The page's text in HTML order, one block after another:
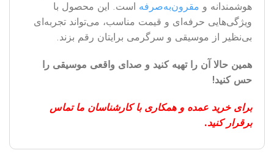
هوشمندانه و مقرون‌به‌صرفه است. این محصول با
ویژگی‌هایی حرفه‌ای و قیمت مناسب، می‌تواند تجربه‌ای
بی‌نظیر از موسیقی و سرگرمی برایتان رقم بزند.
همین حالا آن را تهیه کنید و صدای واقعی موسیقی را
حس کنید!
برای خرید عمده و همکاری با کارشناسان ما تماس
برقرار کنید.